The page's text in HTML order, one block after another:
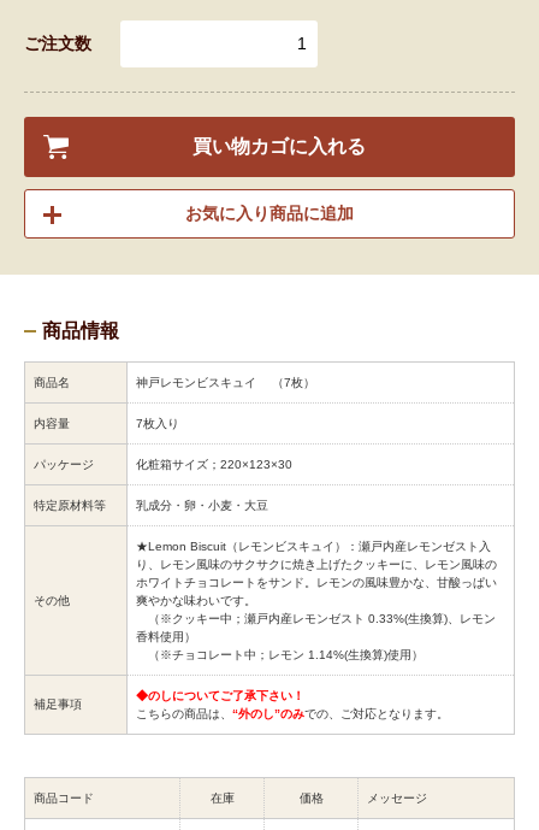
ご注文数
買い物カゴに入れる
お気に入り商品に追加
商品情報
商品名 神戸レモンビスキュイ （7枚）
内容量 7枚入り
パッケージ 化粧箱サイズ；220×123×30
特定原材料等 乳成分・卵・小麦・大豆
その他
★Lemon Biscuit（レモンビスキュイ）：瀬戸内産レモンゼスト入
り、レモン風味のサクサクに焼き上げたクッキーに、レモン風味の
ホワイトチョコレートをサンド。レモンの風味豊かな、甘酸っぱい
爽やかな味わいです。
（※クッキー中；瀬戸内産レモンゼスト 0.33%(生換算)、レモン
香料使用）
（※チョコレート中；レモン 1.14%(生換算)使用）
補足事項
◆のしについてご了承下さい！
こちらの商品は、 “外のし”のみでの、ご対応となります。
商品コード 在庫 価格 メッセージ